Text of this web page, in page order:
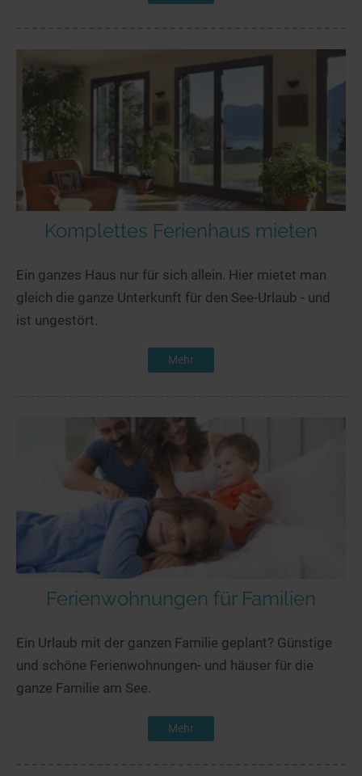
Komplettes Ferienhaus mieten
Ein ganzes Haus nur für sich allein. Hier mietet man
gleich die ganze Unterkunft für den See-Urlaub - und
ist ungestört.
Mehr
Ferienwohnungen für Familien
Ein Urlaub mit der ganzen Familie geplant? Günstige
und schöne Ferienwohnungen- und häuser für die
ganze Familie am See.
Mehr